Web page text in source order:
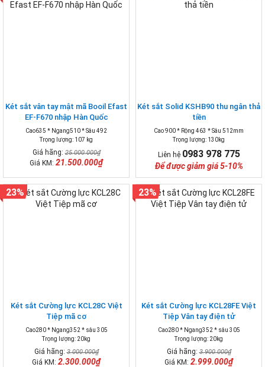
Két sắt vân tay mật mã Booil Efast
EF-F670 nhập Hàn Quốc
Cao635 * Ngang510 * Sâu 492
Trọng lượng: 107 kg
Giá hãng:25.000.000₫
Giá KM: 21.500.000₫
Két sắt Solid KSHB90 thu ngân thả
tiền
Cao 900 * Rộng 463 * Sâu 512mm
Trọng lượng: 130kg
Liên hệ 0983 978 775
Để được giảm giá 5-10%
Két sắt Cường lực KCL28C Việt
Tiệp mã cơ
Cao280 * Ngang352 * sâu 305
Trọng lượng: 20kg
Giá hãng:3.000.000₫
Giá KM: 2.300.000₫
23%
Két sắt Cường lực KCL28FE Việt
Tiệp Vân tay điện tử
Cao280 * Ngang352 * sâu 305
Trọng lượng: 20kg
Giá hãng:3.900.000₫
Giá KM: 2.999.000₫
23%